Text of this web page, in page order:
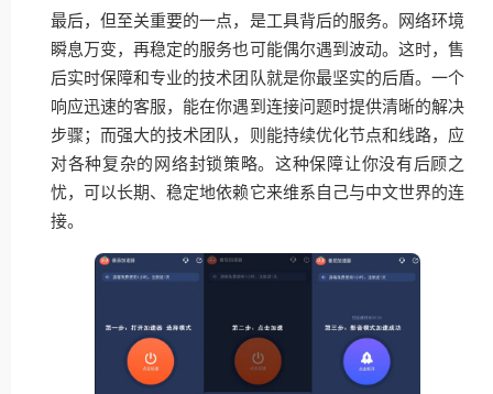
最后，但至关重要的一点，是工具背后的服务。网络环境
瞬息万变，再稳定的服务也可能偶尔遇到波动。这时，售
后实时保障和专业的技术团队就是你最坚实的后盾。一个
响应迅速的客服，能在你遇到连接问题时提供清晰的解决
步骤；而强大的技术团队，则能持续优化节点和线路，应
对各种复杂的网络封锁策略。这种保障让你没有后顾之
忧，可以长期、稳定地依赖它来维系自己与中文世界的连
接。